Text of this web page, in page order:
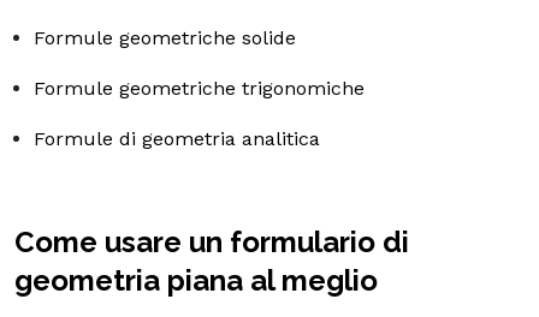
Formule geometriche solide
Formule geometriche trigonomiche
Formule di geometria analitica
Come usare un formulario di
geometria piana al meglio